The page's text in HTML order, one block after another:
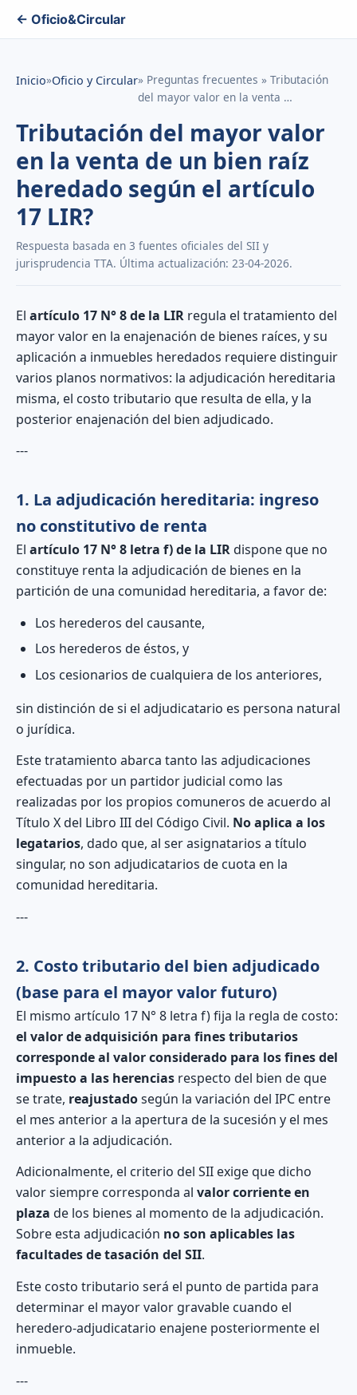
← Oficio&Circular
Inicio»Oficio y Circular» Preguntas frecuentes » Tributación
del mayor valor en la venta …
Tributación del mayor valor
en la venta de un bien raíz
heredado según el artículo
17 LIR?
Respuesta basada en 3 fuentes oficiales del SII y
jurisprudencia TTA. Última actualización: 23-04-2026.
El artículo 17 N° 8 de la LIR regula el tratamiento del
mayor valor en la enajenación de bienes raíces, y su
aplicación a inmuebles heredados requiere distinguir
varios planos normativos: la adjudicación hereditaria
misma, el costo tributario que resulta de ella, y la
posterior enajenación del bien adjudicado.
---
1. La adjudicación hereditaria: ingreso
no constitutivo de renta
El artículo 17 N° 8 letra f) de la LIRdispone que no
constituye renta la adjudicación de bienes en la
partición de una comunidad hereditaria, a favor de:
Los herederos del causante,
Los herederos de éstos, y
Los cesionarios de cualquiera de los anteriores,
sin distinción de si el adjudicatario es persona natural
o jurídica.
Este tratamiento abarca tanto las adjudicaciones
efectuadas por un partidor judicial como las
realizadas por los propios comuneros de acuerdo al
Título X del Libro III del Código Civil. No aplica a los
legatarios, dado que, al ser asignatarios a título
singular, no son adjudicatarios de cuota en la
comunidad hereditaria.
---
2. Costo tributario del bien adjudicado
(base para el mayor valor futuro)
El mismo artículo 17 N° 8 letra f) fija la regla de costo:
el valor de adquisición para fines tributarios
corresponde al valor considerado para los fines del
impuesto a las herencias respecto del bien de que
se trate, reajustadosegún la variación del IPC entre
el mes anterior a la apertura de la sucesión y el mes
anterior a la adjudicación.
Adicionalmente, el criterio del SII exige que dicho
valor siempre corresponda al valor corriente en
plaza de los bienes al momento de la adjudicación.
Sobre esta adjudicación no son aplicables las
facultades de tasación del SII.
Este costo tributario será el punto de partida para
determinar el mayor valor gravable cuando el
heredero-adjudicatario enajene posteriormente el
inmueble.
---